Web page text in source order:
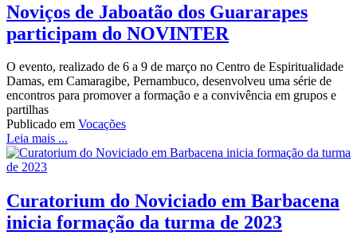
Noviços de Jaboatão dos Guararapes
participam do NOVINTER
O evento, realizado de 6 a 9 de março no Centro de Espiritualidade
Damas, em Camaragibe, Pernambuco, desenvolveu uma série de
encontros para promover a formação e a convivência em grupos e
partilhas
Publicado em Vocações
Leia mais ...
Curatorium do Noviciado em Barbacena
inicia formação da turma de 2023